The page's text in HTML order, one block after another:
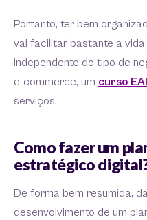
Portanto, ter bem
vai facilitar bastante a
independente do tipo de
e-commerce, um curso
serviços.
Como fazer um
estratégico
De forma bem resumida,
desenvolvimento de um